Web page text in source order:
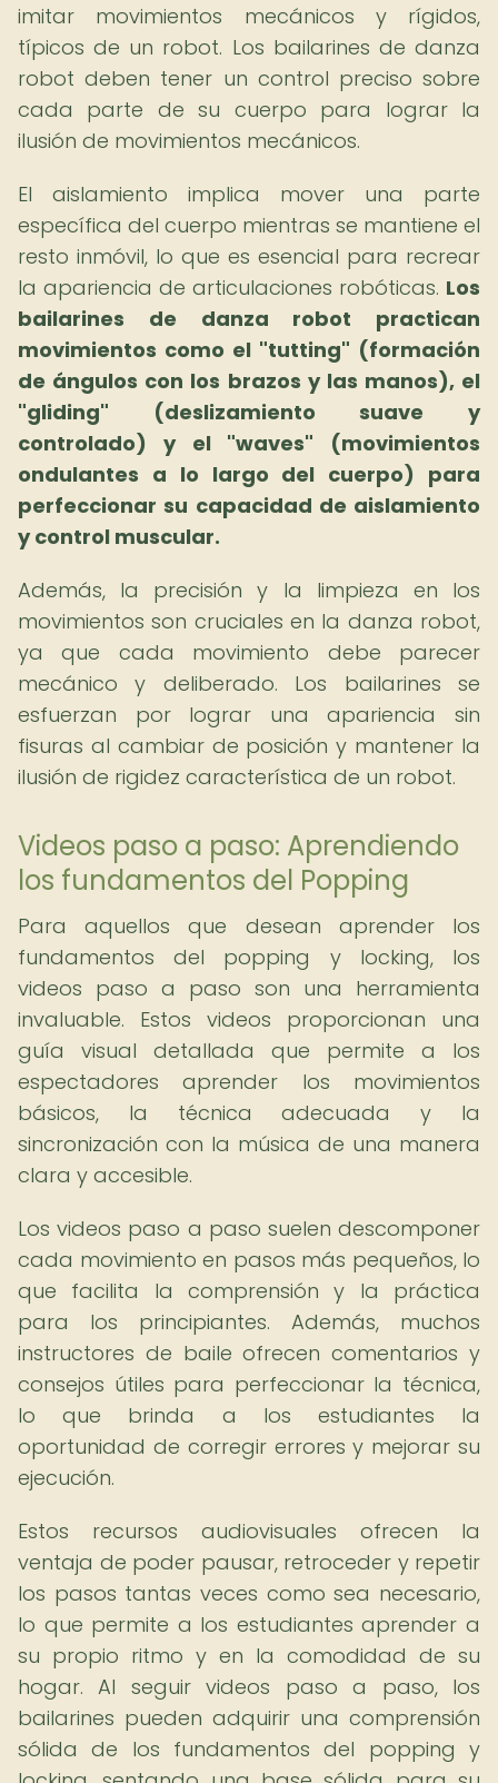
imitar movimientos mecánicos y rígidos,
típicos de un robot. Los bailarines de danza
robot deben tener un control preciso sobre
cada parte de su cuerpo para lograr la
ilusión de movimientos mecánicos.
El aislamiento implica mover una parte
específica del cuerpo mientras se mantiene el
resto inmóvil, lo que es esencial para recrear
la apariencia de articulaciones robóticas. Los
bailarines de danza robot practican
movimientos como el "tutting" (formación
de ángulos con los brazos y las manos), el
"gliding" (deslizamiento suave y
controlado) y el "waves" (movimientos
ondulantes a lo largo del cuerpo) para
perfeccionar su capacidad de aislamiento
y control muscular.
Además, la precisión y la limpieza en los
movimientos son cruciales en la danza robot,
ya que cada movimiento debe parecer
mecánico y deliberado. Los bailarines se
esfuerzan por lograr una apariencia sin
fisuras al cambiar de posición y mantener la
ilusión de rigidez característica de un robot.
Videos paso a paso: Aprendiendo
los fundamentos del Popping
Para aquellos que desean aprender los
fundamentos del popping y locking, los
videos paso a paso son una herramienta
invaluable. Estos videos proporcionan una
guía visual detallada que permite a los
espectadores aprender los movimientos
básicos, la técnica adecuada y la
sincronización con la música de una manera
clara y accesible.
Los videos paso a paso suelen descomponer
cada movimiento en pasos más pequeños, lo
que facilita la comprensión y la práctica
para los principiantes. Además, muchos
instructores de baile ofrecen comentarios y
consejos útiles para perfeccionar la técnica,
lo que brinda a los estudiantes la
oportunidad de corregir errores y mejorar su
ejecución.
Estos recursos audiovisuales ofrecen la
ventaja de poder pausar, retroceder y repetir
los pasos tantas veces como sea necesario,
lo que permite a los estudiantes aprender a
su propio ritmo y en la comodidad de su
hogar. Al seguir videos paso a paso, los
bailarines pueden adquirir una comprensión
sólida de los fundamentos del popping y